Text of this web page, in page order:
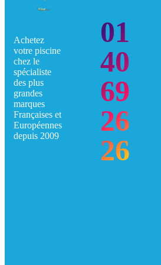
Achetez
votre piscine
chez le
spécialiste
des plus
grandes
marques
Françaises et
Européennes
depuis 2009
01
40
69
26
26